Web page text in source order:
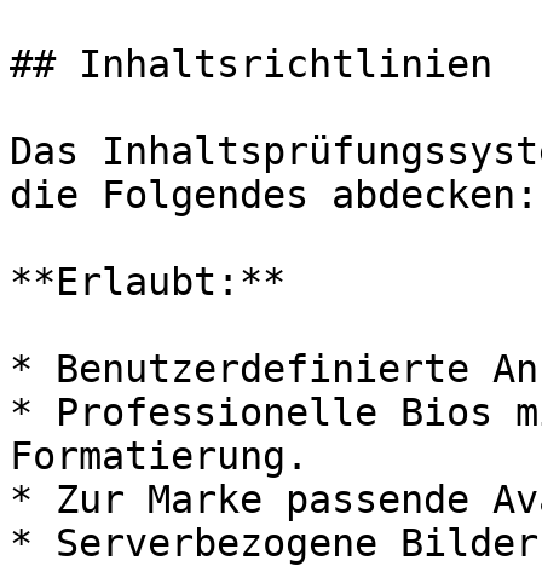
## Inhaltsrichtlinien
Das
die Folgendes abdecken:
**Erlaubt:**
* Benutzerdefinierte
* Professionelle Bios
Formatierung.
* Zur Marke passende
* Serverbezogene